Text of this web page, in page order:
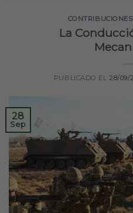
La
PUBLICADO EL28/09/
28
Sep